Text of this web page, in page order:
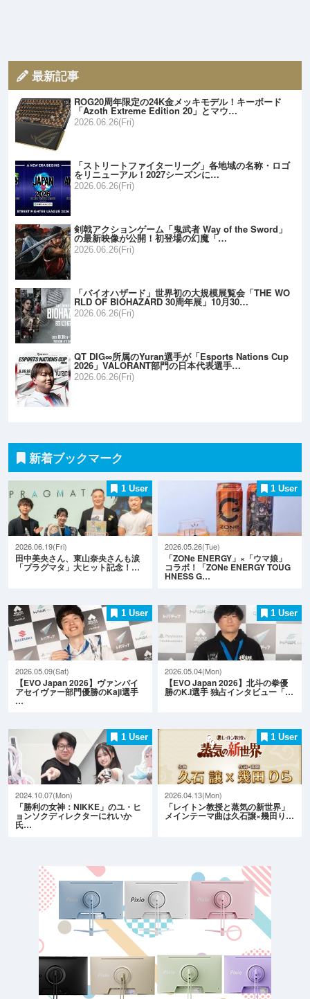
最新記事
ROG20周年限定の24K金メッキモデル！キーボード
「Azoth Extreme Edition 20」とマウ…
2026.06.26(Fri)
「ストリートファイターリーグ」各地域の名称・ロゴ
をリニューアル！2027シーズンに…
2026.06.26(Fri)
剣戟アクションゲーム「鬼武者 Way of the Sword」
の最新映像が公開！初登場の幻魔「…
2026.06.26(Fri)
「バイオハザード」世界初の大規模展覧会「THE WO
RLD OF BIOHAZARD 30周年展」10月30…
2026.06.26(Fri)
QT DIG∞所属のYuran選手が「Esports Nations Cup
2026」VALORANT部門の日本代表選手…
2026.06.26(Fri)
新着ブックマーク
1 User
2026.06.19(Fri)
田中美央さん、東山奈央さんも涙
「プラグマタ」大ヒット記念！…
1 User
2026.05.26(Tue)
「ZONe ENERGY」×「ウマ娘」
コラボ！「ZONe ENERGY TOUG
HNESS G…
1 User
2026.05.09(Sat)
【EVO Japan 2026】ヴァンパイ
アセイヴァー部門優勝のKaji選手
…
1 User
2026.05.04(Mon)
【EVO Japan 2026】北斗の拳優
勝のK.I選手 独占インタビュー「…
1 User
2024.10.07(Mon)
「勝利の女神：NIKKE」のユ・ヒ
ョンソクディレクターにれいか
氏…
1 User
2026.04.13(Mon)
「レイトン教授と蒸気の新世界」
メインテーマ曲は久石譲×幾田り…